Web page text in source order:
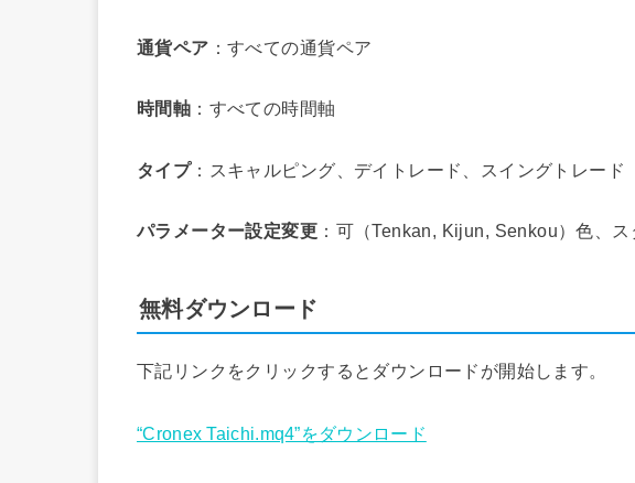
通貨ペア ：すべての通貨ペア
時間軸 ：すべての時間軸
タイプ：スキャルピング、デイトレード、スイングトレード
パラメーター設定変更 ：可（Tenkan, Kijun, Senkou）色、ス
無料ダウンロード
下記リンクをクリックするとダウンロードが開始します。
“Cronex Taichi.mq4”をダウンロード